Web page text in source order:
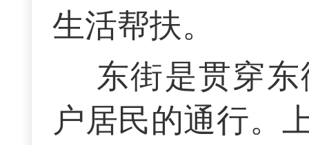
生活帮扶。
东街是贯穿
户居民的通行。